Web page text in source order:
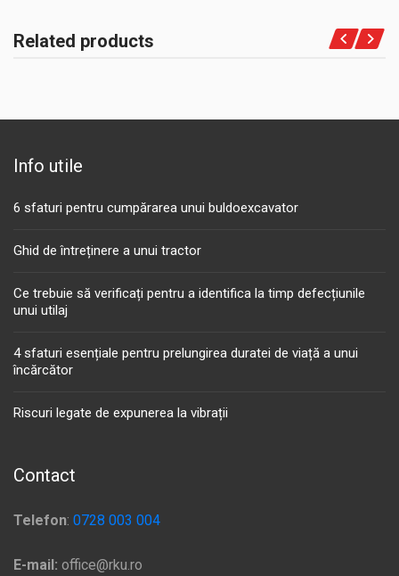
Related products
Info utile
6 sfaturi pentru cumpărarea unui buldoexcavator
Ghid de întreținere a unui tractor
Ce trebuie să verificați pentru a identifica la timp defecțiunile
unui utilaj
4 sfaturi esențiale pentru prelungirea duratei de viață a unui
încărcător
Riscuri legate de expunerea la vibrații
Contact
Telefon: 0728 003 004
E-mail: office@rku.ro